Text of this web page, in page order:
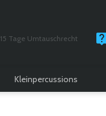
15 Tage Umtauschrecht
Kleinpercussions